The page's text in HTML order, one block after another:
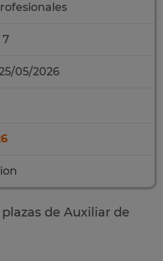
7
05/2026
de Auxiliar de